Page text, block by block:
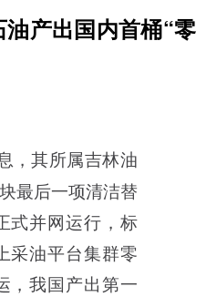
产出国内首桶“零
，其所属吉林油
最后一项清洁替
式并网运行，标
采油平台集群零
，我国产出第一